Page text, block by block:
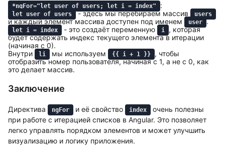
*ngFor="let user of users; let i = index" :
let user of users - здесь мы перебираем массив users
и каждый элемент массива доступен под именем user .
let i = index - это создаёт переменную i
, которая
будет содержать индекс текущего элемента в итерации
(начиная с 0).
Внутри
li мы используем {{ i + 1 }}
, чтобы
отобразить номер пользователя, начиная с 1, а не с 0, как
это делает массив.
Заключение
Директива ngFor и её свойство index
очень полезны
при работе с итерацией списков в Angular. Это позволяет
легко управлять порядком элементов и может улучшить
визуализацию и логику приложения.